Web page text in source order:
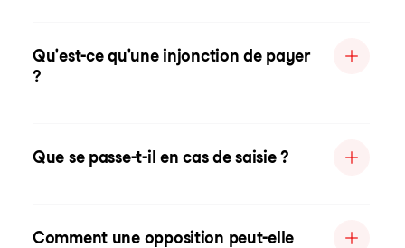
Qu'est-ce qu'une injonction de payer
?
Que se passe-t-il en cas de saisie ?
Comment une opposition peut-elle